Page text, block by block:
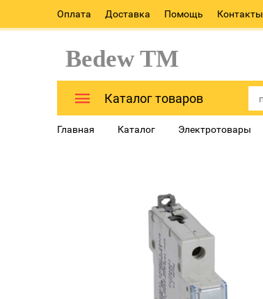
Оплата Доставка Помощь Контакты
Bedew TM
Каталог товаров
Главная Каталог Электротовары